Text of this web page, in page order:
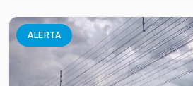
ALERTA